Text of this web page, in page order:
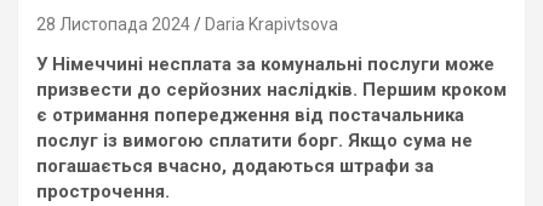
28 Листопада 2024 Daria Krapivtsova
У Німеччині несплата за комунальні послуги може
призвести до серйозних наслідків. Першим кроком
є отримання попередження від постачальника
послуг із вимогою сплатити борг. Якщо сума не
погашається вчасно, додаються штрафи за
прострочення.